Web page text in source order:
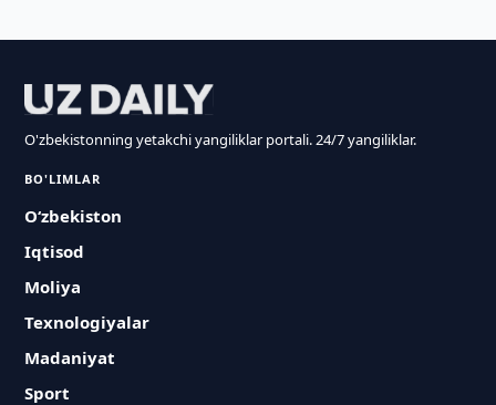
O'zbekistonning yetakchi yangiliklar portali. 24/7 yangiliklar.
BO'LIMLAR
O‘zbekiston
Iqtisod
Moliya
Texnologiyalar
Madaniyat
Sport